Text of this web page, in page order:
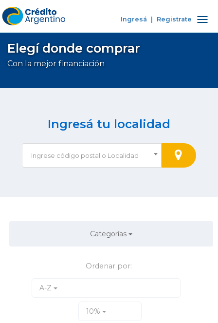
Ingresá Registrate
Elegí donde comprar
Con la mejor financiación
Ingresá tu localidad
Ingrese código postal o Localidad
Categorías
Ordenar por:
A-Z
10%